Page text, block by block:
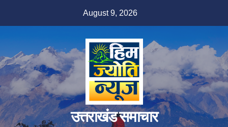
August 9, 2026
उत्तराखंड समाचार